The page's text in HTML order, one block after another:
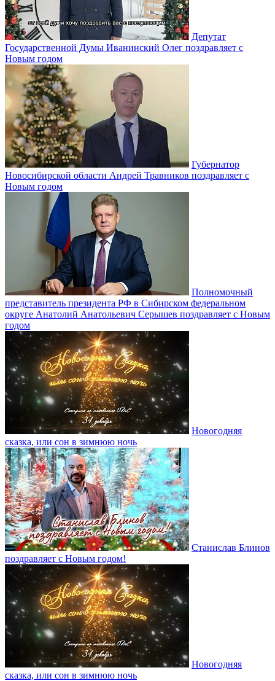
Депутат
Государственной Думы Иванинский Олег поздравляет с
Новым годом
Губернатор
Новосибирской области Андрей Травников поздравляет с
Новым годом
Полномочный
представитель президента РФ в Сибирском федеральном
округе Анатолий Анатольевич Серышев поздравляет с Новым
годом
Новогодняя
сказка, или сон в зимнюю ночь
Станислав Блинов
поздравляет с Новым годом!
Новогодняя
сказка, или сон в зимнюю ночь